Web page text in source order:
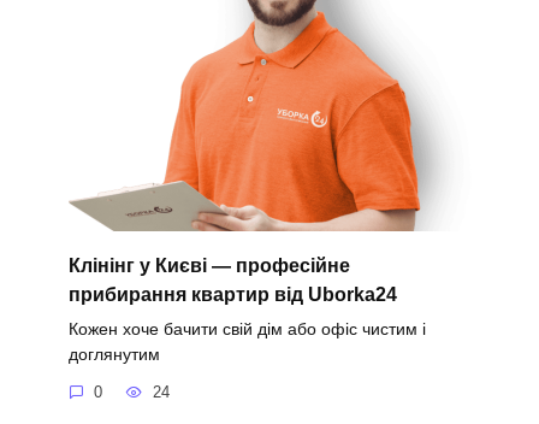
Клінінг у Києві — професійне
прибирання квартир від Uborka24
Кожен хоче бачити свій дім або офіс чистим і
доглянутим
0 24